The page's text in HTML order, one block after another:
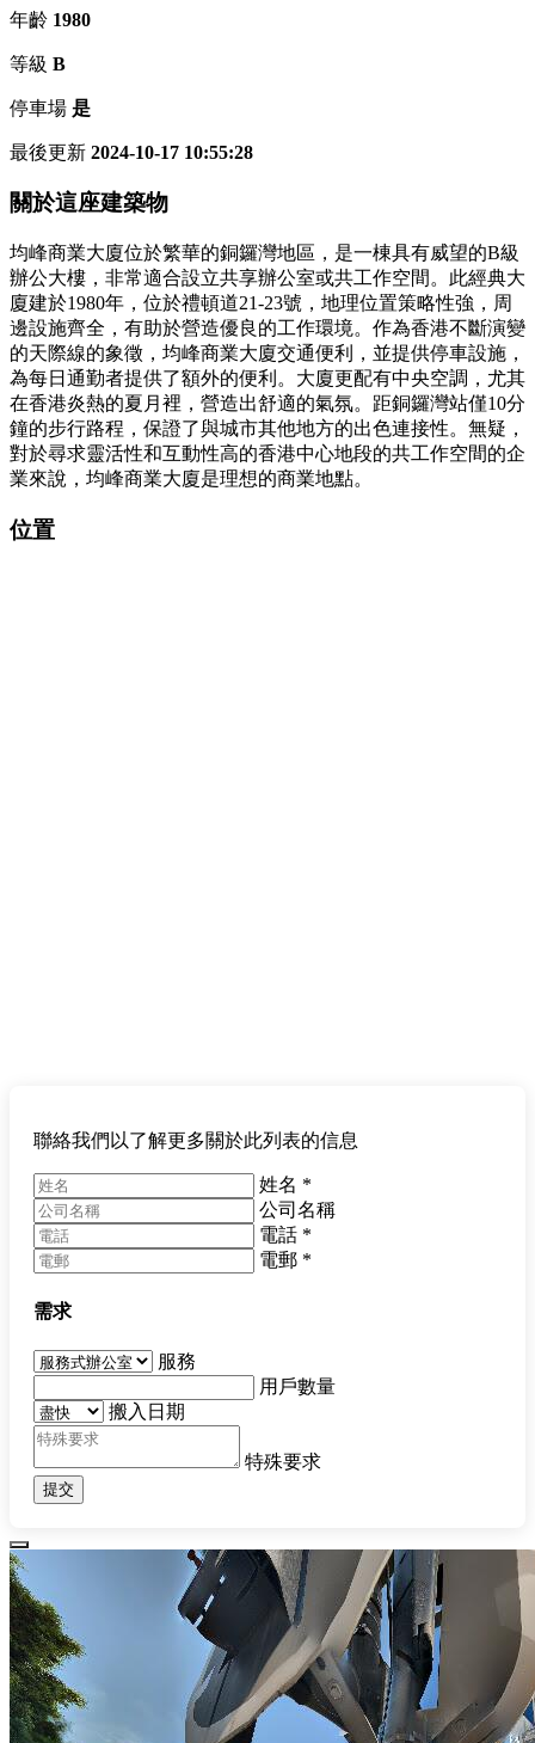
年齡 1980
等級 B
停車場 是
最後更新 2024-10-17 10:55:28
關於這座建築物
均峰商業大廈位於繁華的銅鑼灣地區，是一棟具有威望的B級
辦公大樓，非常適合設立共享辦公室或共工作空間。此經典大
廈建於1980年，位於禮頓道21-23號，地理位置策略性強，周
邊設施齊全，有助於營造優良的工作環境。作為香港不斷演變
的天際線的象徵，均峰商業大廈交通便利，並提供停車設施，
為每日通勤者提供了額外的便利。大廈更配有中央空調，尤其
在香港炎熱的夏月裡，營造出舒適的氣氛。距銅鑼灣站僅10分
鐘的步行路程，保證了與城市其他地方的出色連接性。無疑，
對於尋求靈活性和互動性高的香港中心地段的共工作空間的企
業來說，均峰商業大廈是理想的商業地點。
位置
聯絡我們以了解更多關於此列表的信息
姓名 *
公司名稱
電話 *
電郵 *
需求
服務
用戶數量
搬入日期
特殊要求
提交